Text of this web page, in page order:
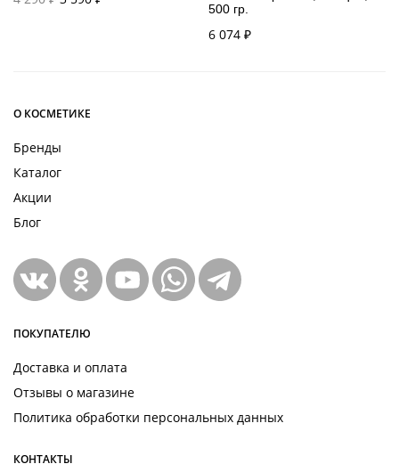
500 гр.
6 074 ₽
О КОСМЕТИКЕ
Бренды
Каталог
Акции
Блог
ПОКУПАТЕЛЮ
Доставка и оплата
Отзывы о магазине
Политика обработки персональных данных
КОНТАКТЫ